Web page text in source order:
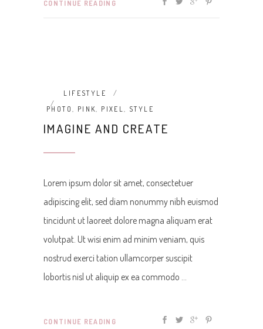
CONTINUE READING
LIFESTYLE
PHOTO , PINK, PIXEL, STYLE
IMAGINE AND CREATE
Lorem ipsum dolor sit amet, consectetuer
adipiscing elit, sed diam nonummy nibh euismod
tincidunt ut laoreet dolore magna aliquam erat
volutpat. Ut wisi enim ad minim veniam, quis
nostrud exerci tation ullamcorper suscipit
lobortis nisl ut aliquip ex ea commodo
CONTINUE READING